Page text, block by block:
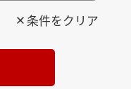
条件をクリア